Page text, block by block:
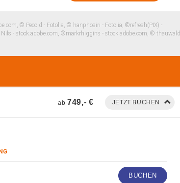
© Pecold - Fotolia, © hanphosiri - Fotolia, ©refresh(PIX) -
- stock.adobe.com, ©markrhiggins - stock.adobe.com, ©
ab 749,- €
BUCHEN